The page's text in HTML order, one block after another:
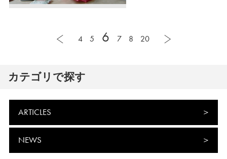
4 5 6 7 8 20
カテゴリで探す
ARTICLES
NEWS